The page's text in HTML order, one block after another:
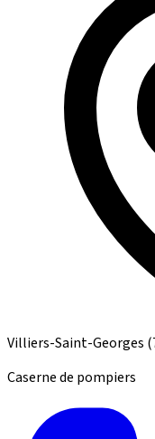
Villiers-Saint-Georges
Caserne de pompiers